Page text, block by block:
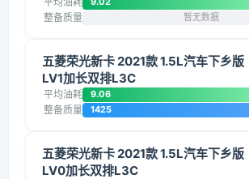
整备质量 暂无数据
五菱荣光新卡 2021款 1.5L汽车下乡版
LV1加长双排L3C
平均油耗 9.06
整备质量 1425
五菱荣光新卡 2021款 1.5L汽车下乡版
LV0加长双排L3C